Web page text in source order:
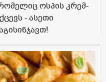
ოსპის კრემ-
- ასეთი